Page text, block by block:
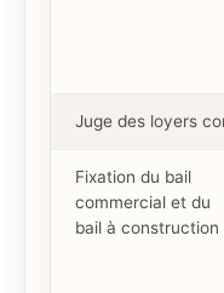
Juge des loyers
Fixation du bail
commercial et du
bail à construction